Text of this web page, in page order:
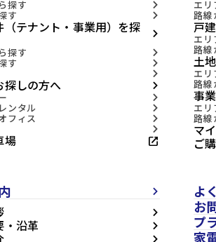
探す arrow_forward_ios
す arrow_forward_ios
（テナント・事業用）を探 arrow_forward_ios
探す arrow_forward_ios
す
arrow_forward_ios
arrow_forward_ios
探しの方へ arrow_forward_ios
arrow_forward_ios
ンタル arrow_forward_ios
フィス
arrow_forward_ios
arrow_forward_ios
場 open_in_new
エリ
路線
戸
エリ
路線
土
エリ
路線
事
エリ
路線
マ
ご
arrow_forward_ios
arrow_forward_ios
・沿革 arrow_forward_ios
arrow_forward_ios
よ
お
プ
家